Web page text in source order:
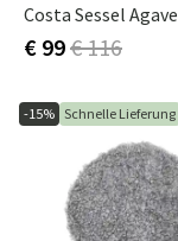
Costa Sessel Agave
€ 99€ 116
-15% Schnelle Lieferung